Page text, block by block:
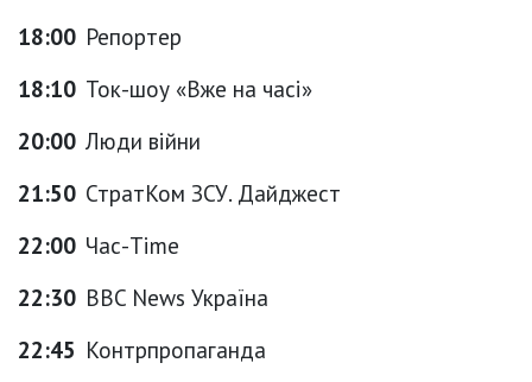
18:00 Репортер
18:10 Ток-шоу «Вже на часі»
20:00 Люди війни
21:50 СтратКом ЗСУ. Дайджест
22:00 Час-Time
22:30 BBC News Україна
22:45 Контрпропаганда